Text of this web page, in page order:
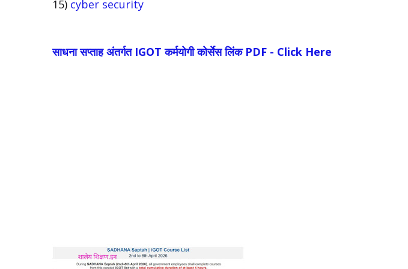
15) cyber security
साधना सप्ताह अंतर्गत IGOT कर्मयोगी कोर्सेस लिंक PDF - Click Here